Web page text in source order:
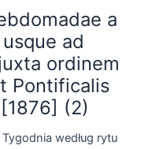
a
ad
ordinem
Pontificalis
(2)
według rytu